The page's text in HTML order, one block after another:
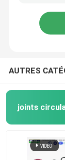
Joint
kit de joint
AUTRES
joints